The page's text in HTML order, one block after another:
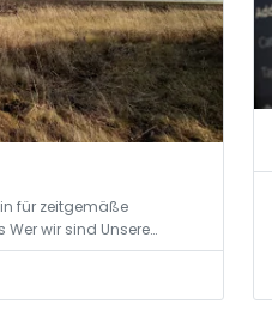
für zeitgemäße
wir sind Unsere…